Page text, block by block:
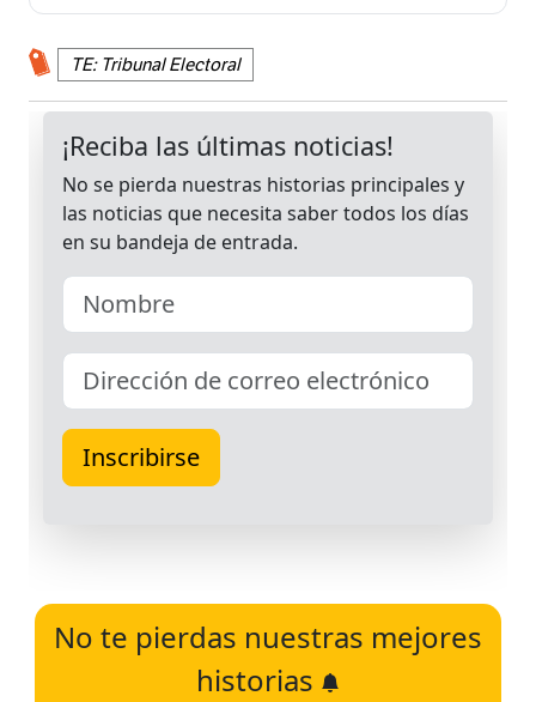
TE: Tribunal Electoral
No te pierdas nuestras mejores
historias